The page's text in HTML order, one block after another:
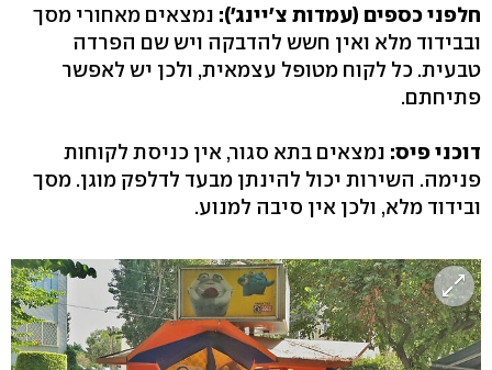
חלפני כספים (עמדות צ'יינג'): נמצאים מאחורי מסך
ובבידוד מלא ואין חשש להדבקה ויש שם הפרדה
טבעית. כל לקוח מטופל עצמאית, ולכן יש לאפשר
פתיחתם.
דוכני פיס: נמצאים בתא סגור, אין כניסת לקוחות
פנימה. השירות יכול להינתן מבעד לדלפק מוגן. מסך
ובידוד מלא, ולכן אין סיבה למנוע.